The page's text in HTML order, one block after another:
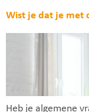
Wist je dat je met
Heb je algemene